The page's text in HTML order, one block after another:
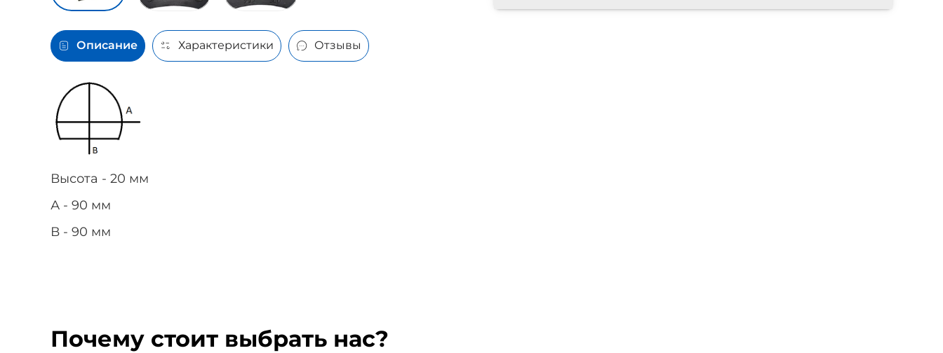
Описание Характеристики Отзывы
Высота - 20 мм
А - 90 мм
В - 90 мм
Почему стоит выбрать нас?